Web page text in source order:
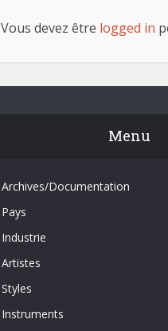
Vous devez être logged in
Menu
Archives/Documentation
Pays
Industrie
Artistes
Styles
Instruments